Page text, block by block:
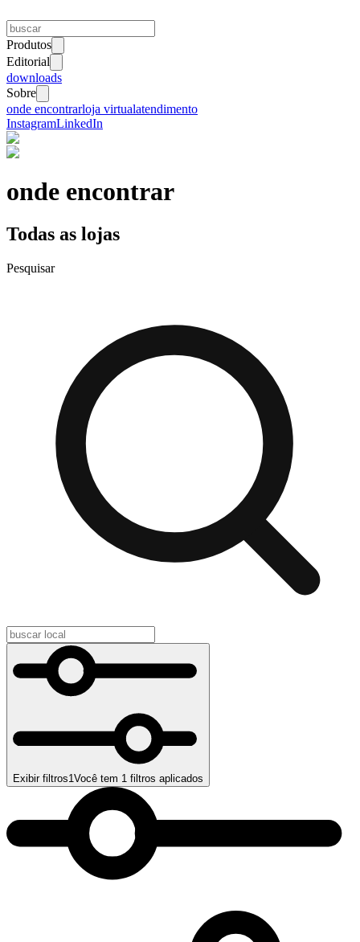
Produtos
Editorial
downloads
Sobre
onde encontrarloja virtualatendimento
InstagramLinkedIn
onde encontrar
Todas as lojas
Pesquisar
Exibir filtros1Você tem 1 filtros aplicados